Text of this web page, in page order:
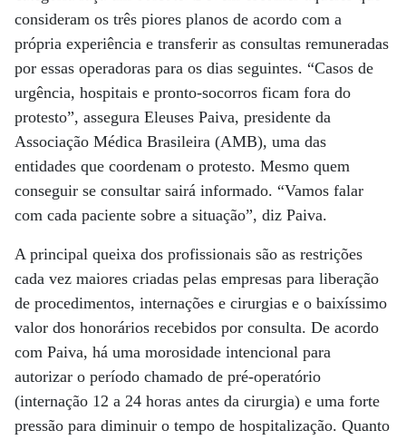
consideram os três piores planos de acordo com a
própria experiência e transferir as consultas remuneradas
por essas operadoras para os dias seguintes. “Casos de
urgência, hospitais e pronto-socorros ficam fora do
protesto”, assegura Eleuses Paiva, presidente da
Associação Médica Brasileira (AMB), uma das
entidades que coordenam o protesto. Mesmo quem
conseguir se consultar sairá informado. “Vamos falar
com cada paciente sobre a situação”, diz Paiva.
A principal queixa dos profissionais são as restrições
cada vez maiores criadas pelas empresas para liberação
de procedimentos, internações e cirurgias e o baixíssimo
valor dos honorários recebidos por consulta. De acordo
com Paiva, há uma morosidade intencional para
autorizar o período chamado de pré-operatório
(internação 12 a 24 horas antes da cirurgia) e uma forte
pressão para diminuir o tempo de hospitalização. Quanto